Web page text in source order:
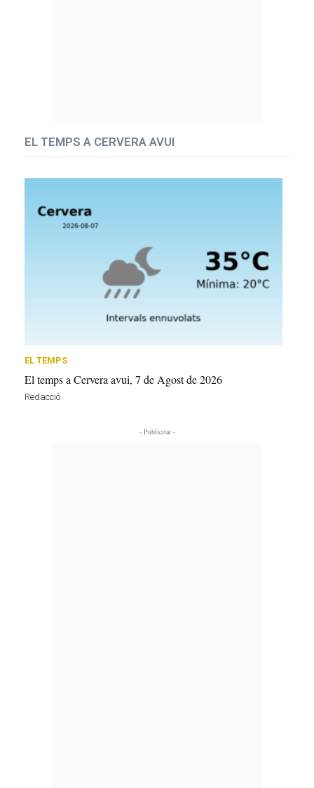
EL TEMPS A CERVERA AVUI
EL TEMPS
El temps a Cervera avui, 7 de Agost de 2026
Redacció
- Publicitat -